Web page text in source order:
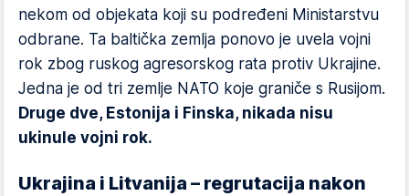
nekom od objekata koji su podređeni Ministarstvu
odbrane. Ta baltička zemlja ponovo je uvela vojni
rok zbog ruskog agresorskog rata protiv Ukrajine.
Jedna je od tri zemlje NATO koje graniče s Rusijom.
Druge dve, Estonija i Finska, nikada nisu
ukinule vojni rok.
Ukrajina i Litvanija – regrutacija nakon